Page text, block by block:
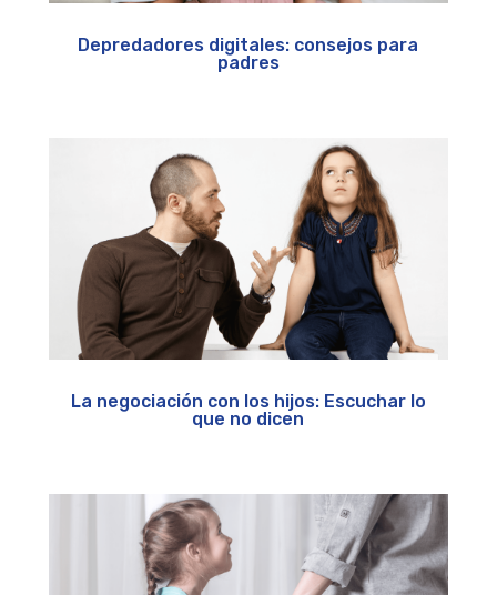
Depredadores digitales: consejos para
padres
La negociación con los hijos: Escuchar lo
que no dicen